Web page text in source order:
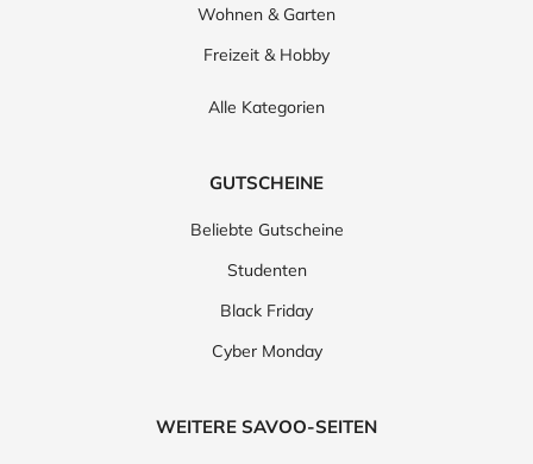
Wohnen & Garten
Freizeit & Hobby
Alle Kategorien
GUTSCHEINE
Beliebte Gutscheine
Studenten
Black Friday
Cyber Monday
WEITERE SAVOO-SEITEN